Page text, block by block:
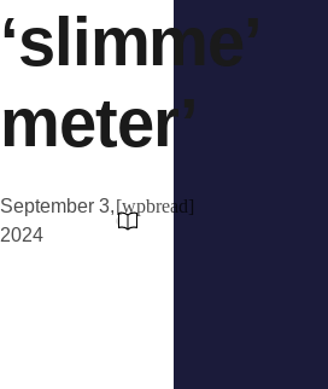
‘slimme’
meter’
September 3,
2024
[wpbread]